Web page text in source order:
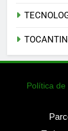
Política de